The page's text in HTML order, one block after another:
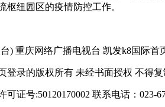
枢纽园区的疫情防控工作。
) 重庆网络广播电视台 凯发k8国际首
登录的版权所有 未经书面授权 不得
可证号:50120170002 联系电话：023-